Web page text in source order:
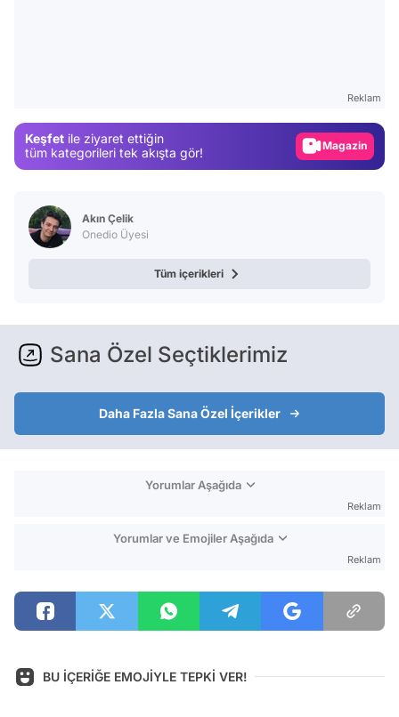
Reklam
Keşfet ile ziyaret ettiğin
tüm kategorileri tek akışta gör!
Magazin
Akın Çelik
Onedio Üyesi
Tüm içerikleri
Sana Özel Seçtiklerimiz
Daha Fazla Sana Özel İçerikler
Yorumlar Aşağıda
Reklam
Yorumlar ve Emojiler Aşağıda
Reklam
BU İÇERİĞE EMOJİYLE TEPKİ VER!